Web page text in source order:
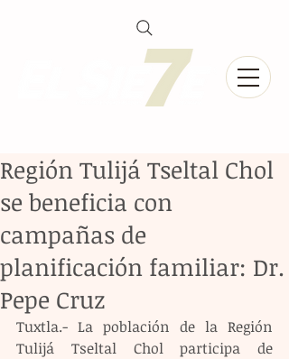
Región Tulijá Tseltal Chol
se beneficia con
campañas de
planificación familiar: Dr.
Pepe Cruz
Tuxtla.- La población de la Región
Tulijá Tseltal Chol participa de